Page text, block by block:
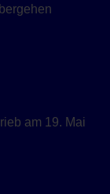
am 19. Mai